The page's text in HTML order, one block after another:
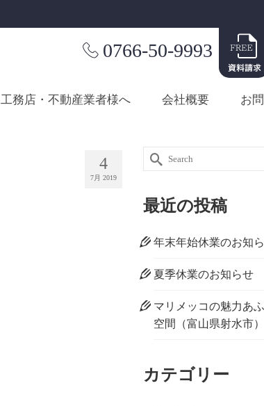
0766-50-9993
工務店・不動産業者様へ 会社概要 お
4
7月 2019
Search
最近の投稿
年末年始休業のお知
夏季休業のお知らせ
マリメッコの魅力あ
空間（富山県射水市）
カテゴリー